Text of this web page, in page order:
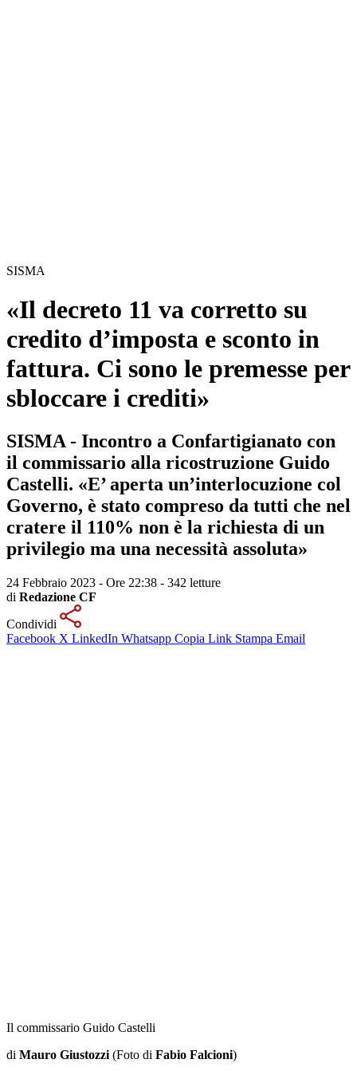
SISMA
«Il decreto 11 va corretto su
credito d’imposta e sconto in
fattura. Ci sono le premesse per
sbloccare i crediti»
SISMA - Incontro a Confartigianato con
il commissario alla ricostruzione Guido
Castelli. «E’ aperta un’interlocuzione col
Governo, è stato compreso da tutti che nel
cratere il 110% non è la richiesta di un
privilegio ma una necessità assoluta»
24 Febbraio 2023 - Ore 22:38 - 342 letture
di Redazione CF
Condividi
Facebook X LinkedIn Whatsapp Copia Link Stampa Email
Il commissario Guido Castelli
di Mauro Giustozzi (Foto di Fabio Falcioni)